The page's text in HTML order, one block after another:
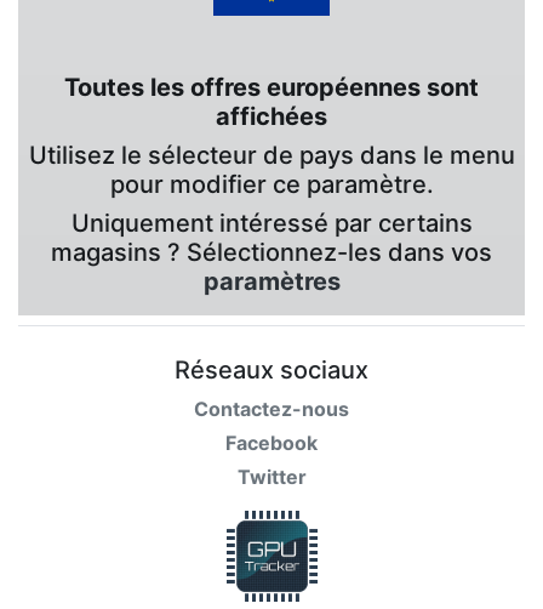
Toutes les offres européennes sont
affichées
Utilisez le sélecteur de pays dans le menu
pour modifier ce paramètre.
Uniquement intéressé par certains
magasins ? Sélectionnez-les dans vos
paramètres
Réseaux sociaux
Contactez-nous
Facebook
Twitter